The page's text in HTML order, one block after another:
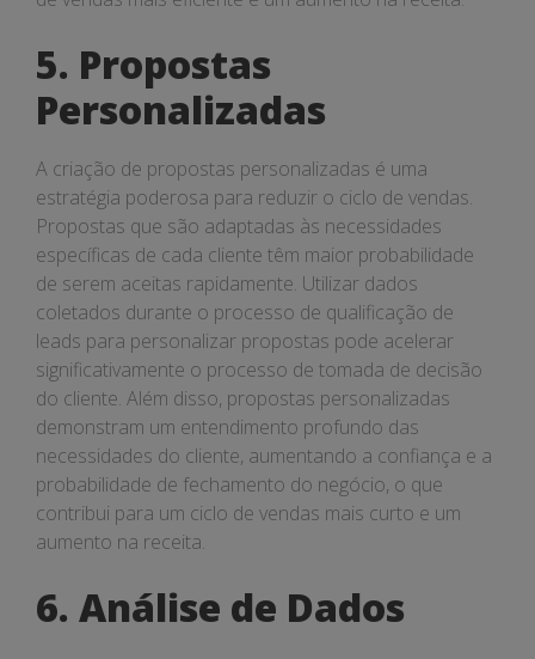
5. Propostas
Personalizadas
A criação de propostas personalizadas é uma
estratégia poderosa para reduzir o ciclo de vendas.
Propostas que são adaptadas às necessidades
específicas de cada cliente têm maior probabilidade
de serem aceitas rapidamente. Utilizar dados
coletados durante o processo de qualificação de
leads para personalizar propostas pode acelerar
significativamente o processo de tomada de decisão
do cliente. Além disso, propostas personalizadas
demonstram um entendimento profundo das
necessidades do cliente, aumentando a confiança e a
probabilidade de fechamento do negócio, o que
contribui para um ciclo de vendas mais curto e um
aumento na receita.
6. Análise de Dados